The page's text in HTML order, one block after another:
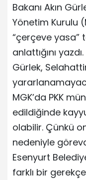
Bakanı Akın
Yönetim Kurulu
“çerçeve yasa”
anlattığını
Gürlek,
MGK’da PKK
edildiğinde
olabilir. Çünkü
nedeniyle
Esenyurt
farklı bir